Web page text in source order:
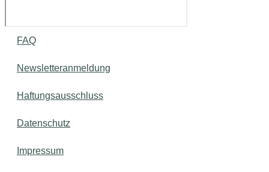
FAQ
Newsletteranmeldung
Haftungsausschluss
Datenschutz
Impressum